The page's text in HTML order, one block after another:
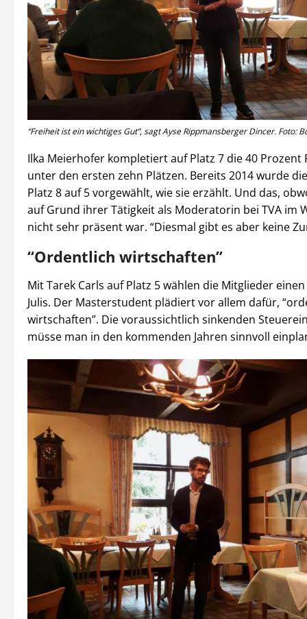
“Freiheit ist ein wichtiges Gut”, sagt Ayse Rippmansberger Dincer. Foto:
Ilka Meierhofer kompletiert auf Platz 7 die 40 Prozent
unter den ersten zehn Plätzen. Bereits 2014 wurde
Platz 8 auf 5 vorgewählt, wie sie erzählt. Und das,
auf Grund ihrer Tätigkeit als Moderatorin bei TVA im
nicht sehr präsent war. “Diesmal gibt es aber keine
“Ordentlich wirtschaften”
Mit Tarek Carls auf Platz 5 wählen die Mitglieder
Julis. Der Masterstudent plädiert vor allem dafür,
wirtschaften”. Die voraussichtlich sinkenden
müsse man in den kommenden Jahren sinnvoll